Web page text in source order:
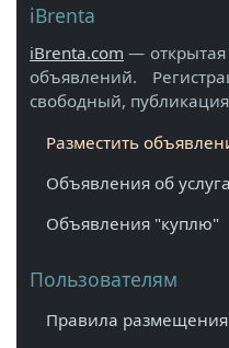
iBrenta
iBrenta.com —
объявлений.
свободный,
Разместить
Объявления об
Объявления "куплю"
Пользователям
Правила размещения